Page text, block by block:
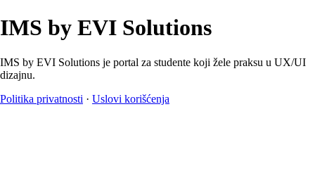
IMS by EVI Solutions
IMS by EVI Solutions je portal za studente koji žele praksu u UX/UI
dizajnu.
Politika privatnosti · Uslovi korišćenja